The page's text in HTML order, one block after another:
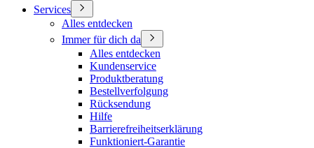
Services
Alles entdecken
Immer für dich da
Alles entdecken
Kundenservice
Produktberatung
Bestellverfolgung
Rücksendung
Hilfe
Barrierefreiheitserklärung
Funktioniert-Garantie